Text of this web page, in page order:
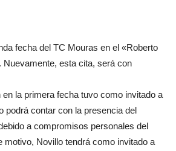
fecha del TC Mouras en el «Roberto
Nuevamente, esta cita, será con
la primera fecha tuvo como invitado a
podrá contar con la presencia del
a compromisos personales del
motivo, Novillo tendrá como invitado a